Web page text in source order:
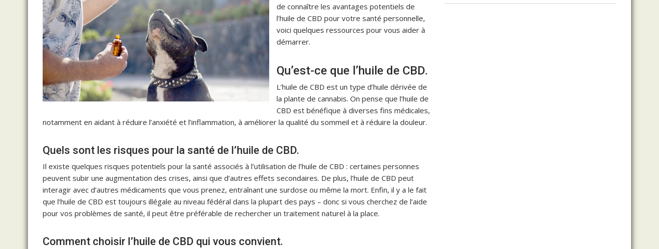
de connaître les avantages potentiels de
l’huile de CBD pour votre santé personnelle,
voici quelques ressources pour vous aider à
démarrer.
Qu’est-ce que l’huile de CBD.
L’huile de CBD est un type d’huile dérivée de
la plante de cannabis. On pense que l’huile de
CBD est bénéfique à diverses fins médicales,
notamment en aidant à réduire l’anxiété et l’inflammation, à améliorer la qualité du sommeil et à réduire la douleur.
Quels sont les risques pour la santé de l’huile de CBD.
Il existe quelques risques potentiels pour la santé associés à l’utilisation de l’huile de CBD : certaines personnes
peuvent subir une augmentation des crises, ainsi que d’autres effets secondaires. De plus, l’huile de CBD peut
interagir avec d’autres médicaments que vous prenez, entraînant une surdose ou même la mort. Enfin, il y a le fait
que l’huile de CBD est toujours illégale au niveau fédéral dans la plupart des pays – donc si vous cherchez de l’aide
pour vos problèmes de santé, il peut être préférable de rechercher un traitement naturel à la place.
Comment choisir l’huile de CBD qui vous convient.